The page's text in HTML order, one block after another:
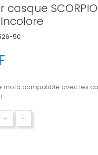
casque
Incolore
50
moto compatible avec les
+ −